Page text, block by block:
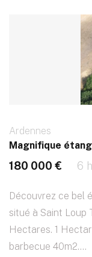
Ardennes
Magnifique
180 000 € 6
Découvrez ce bel
situé à Saint Loup
Hectares. 1
barbecue 40m2....